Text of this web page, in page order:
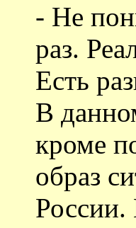
- Не
раз.
Есть
В
кроме
образ
России.